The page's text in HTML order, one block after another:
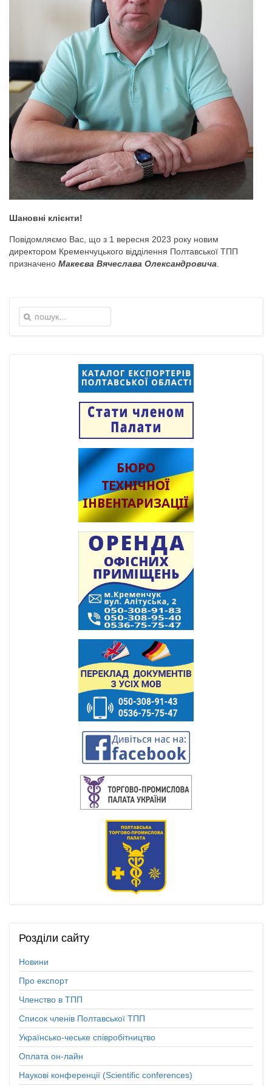
Шановні клієнти!
Повідомляємо Вас, що з 1 вересня 2023 року новим
директором Кременчуцького відділення Полтавської ТПП
призначено Макеєва Вячеслава Олександровича.
Розділи сайту
Новини
Про експорт
Членство в ТПП
Список членів Полтавської ТПП
Українсько-чеське співробітництво
Оплата он-лайн
Наукові конференції (Scientific conferences)